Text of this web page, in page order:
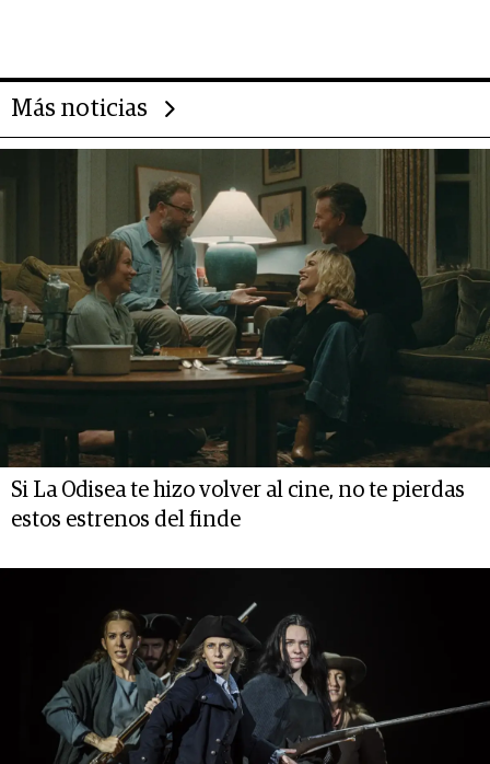
Más noticias
Si La Odisea te hizo volver al cine, no te pierdas
estos estrenos del finde